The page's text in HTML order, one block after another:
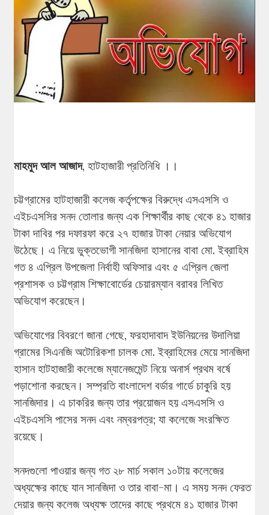
মাহমুদ আল আজাদ, হাটহাজারী প্রতিনিধি ।।
চট্টগ্রামের হাটহাজারী কলেজ কর্তৃপক্ষের বিরুদ্ধে এসএসসি ও
এইচএসসির সনদ তোলার জন্য এক শিক্ষার্থীর কাছ থেকে ৪১ হাজার
টাকা দাবির পর দফারফা করে ২৭ হাজার টাকা নেয়ার অভিযোগ
উঠেছে। এ নিয়ে ভুক্তভোগী সানজিদা হাসানের বাবা মো. ইব্রাহিম
গত ৪ এপ্রিল উপজেলা নির্বাহী অফিসার এবং ৫ এপ্রিল জেলা
প্রশাসক ও চট্টগ্রাম শিক্ষাবোর্ডের চেয়ারম্যান বরাবর লিখিত
অভিযোগ করেছেন।
অভিযোগের বিবরণে জানা গেছে, ফরহাদাবাদ ইউনিয়নের উদালিয়া
গ্রামের সিএনজি অটোরিকশা চালক মো. ইব্রাহিমের মেয়ে সানজিদা
হাসান হাটহাজারী কলেজে ম্যানেজমেন্ট নিয়ে অনার্স প্রথম বর্ষে
পড়াশোনা করছেন। সম্প্রতি বাংলাদেশ বর্ডার গার্ডে চাকুরি হয়
সানজিদার। এ চাকরির জন্য তার প্রয়োজন হয় এসএসসি ও
এইচএসসি পাসের সনদ এবং নম্বরপত্র; যা কলেজে সংরক্ষিত
রয়েছে।
সনদগুলো পাওয়ার জন্য গত ২৮ মার্চ সকাল ১০টায় কলেজের
অধ্যক্ষের কাছে যান সানজিদা ও তার বাবা-মা। এ সময় সনদ ফেরত
দেয়ার জন্য কলেজ অধ্যক্ষ তাদের কাছে প্রথমে ৪১ হাজার টাকা